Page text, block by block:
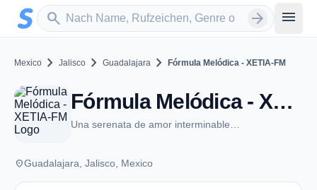
Zum Hauptinhalt springen
search
Sender suchen arrow_forward menu
Mexico chevron_right Jalisco chevron_right Guadalajara chevron_right Fórmula Melódica - XETIA-FM
Fórmula Melódica - XETIA-FM - FM 97.9 - Guadalajara, JA
Una serenata de amor interminable…
placeGuadalajara, Jalisco, Mexico